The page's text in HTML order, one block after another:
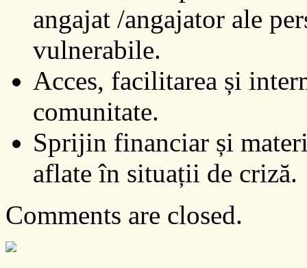
angajat /angajator ale
vulnerabile.
Acces, facilitarea și
comunitate.
Sprijin financiar și
aflate în situații de criză.
Comments are closed.